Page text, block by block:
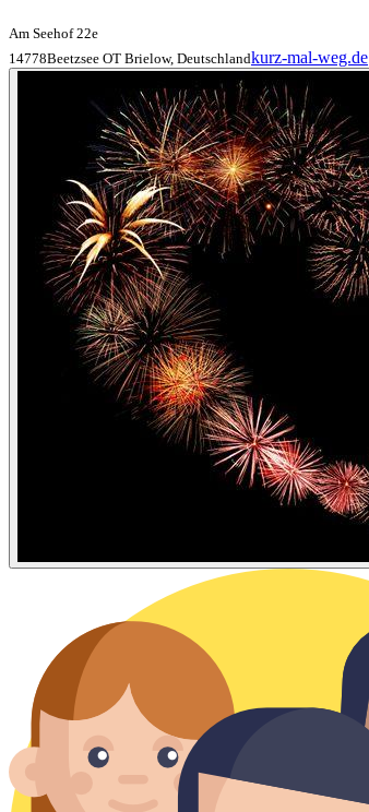
Am Seehof 22e
14778Beetzsee OT Brielow, Deutschlandkurz-mal-weg.de